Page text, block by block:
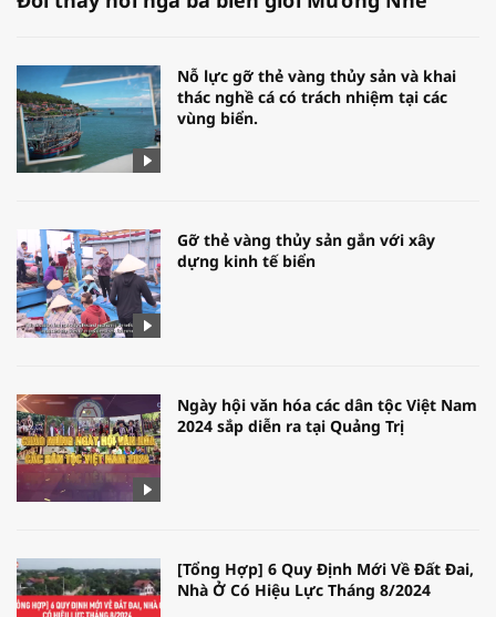
Nỗ lực gỡ thẻ vàng thủy sản và khai
thác nghề cá có trách nhiệm tại các
vùng biển.
Gỡ thẻ vàng thủy sản gắn với xây
dựng kinh tế biển
Ngày hội văn hóa các dân tộc Việt Nam
2024 sắp diễn ra tại Quảng Trị
[Tổng Hợp] 6 Quy Định Mới Về Đất Đai,
Nhà Ở Có Hiệu Lực Tháng 8/2024